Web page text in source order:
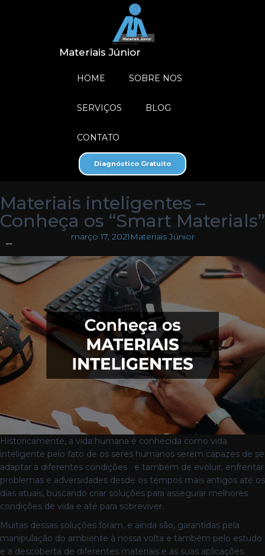
Materiais Júnior
HOME SOBRE NOS
SERVIÇOS BLOG
CONTATO
Diagnóstico Gratuito
Materiais inteligentes –
Conheça os “Smart Materials”
março 17, 2021 Materiais Júnior
Historicamente, a vida humana é conhecida como vida
inteligente pelo fato de os seres humanos serem capazes de se
adaptar a diferentes condições e também de evoluir, enfrentar
problemas e adversidades desde os tempos mais antigos até os
dias atuais, buscando criar soluções para assegurar melhores
condições de vida e até para sobreviver.
Muitas dessas soluções foram, e ainda são, garantidas pela
manipulação do ambiente à nossa volta e também pelo estudo
e a descoberta de diferentes materiais e as suas aplicações.